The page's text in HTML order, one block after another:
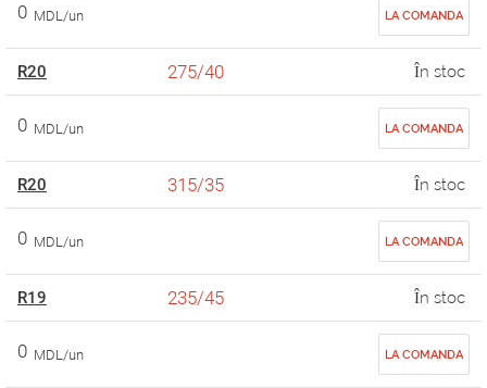
0 MDL/un LA COMANDA
R20 275/40 În stoc
0 MDL/un LA COMANDA
R20 315/35 În stoc
0 MDL/un LA COMANDA
R19 235/45 În stoc
0 MDL/un LA COMANDA